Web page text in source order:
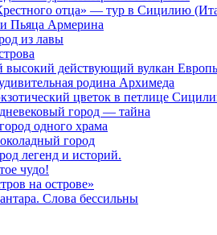
отца» — тур в Сицилию
Пьяца Армерина
из лавы
высокий действующий вулкан
родина Архимеда
цветок в петлице
город — тайна
одного храма
город
легенд и историй.
чудо!
на острове»
Слова бессильны